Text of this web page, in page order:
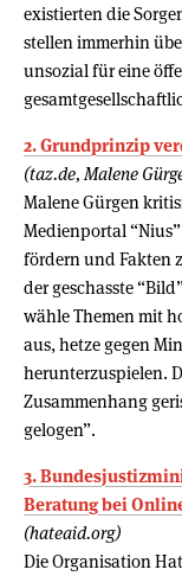
existierten die
stellen immerhin
unsozial für eine
2. Grundprinzip
(taz.de, Malene
Malene Gürgen
Medienportal
fördern und Fakten
der geschasste
wähle Themen mit
aus, hetze gegen
herunterzuspielen.
Zusammenhang
gelogen”.
3.
Beratung bei
(hateaid.org)
Die Organisation